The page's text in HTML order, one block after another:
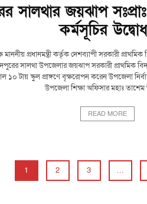
সালথার জয়ঝাপ
কর্মসূচির
প্রধানমন্ত্রী কর্তৃক দেশব্যাপী সরকারী
সালথা উপজেলার জয়ঝাপ সরকারী প্রাথমিক
১০ টায় স্কুল প্রাঙ্গণে বৃক্ষরোপন করেন উপজেলা
উপজেলা শিক্ষা অফিসার মহাঃ তাশেম
READ MORE
1 2 3 …